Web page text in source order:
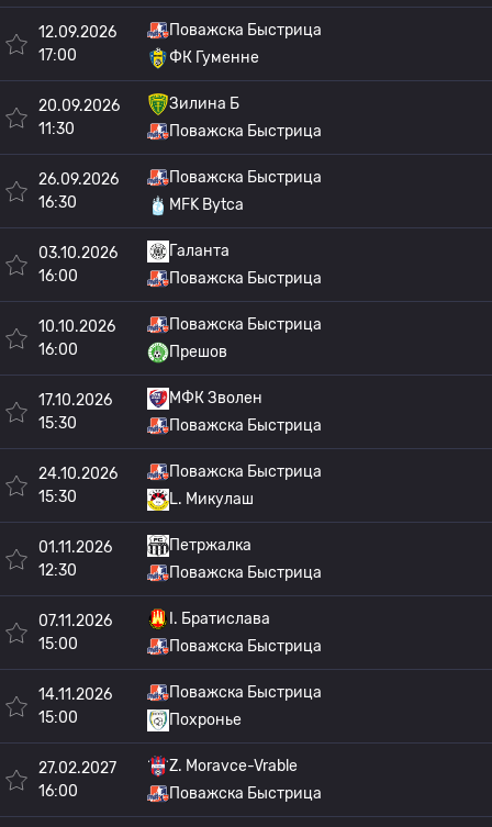
12.09.2026
17:00
Поважска Быстрица
ФК Гуменне
20.09.2026
11:30
Зилина Б
Поважска Быстрица
26.09.2026
16:30
Поважска Быстрица
MFK Bytca
03.10.2026
16:00
Галанта
Поважска Быстрица
10.10.2026
16:00
Поважска Быстрица
Прешов
17.10.2026
15:30
МФК Зволен
Поважска Быстрица
24.10.2026
15:30
Поважска Быстрица
L. Микулаш
01.11.2026
12:30
Петржалка
Поважска Быстрица
07.11.2026
15:00
I. Братислава
Поважска Быстрица
14.11.2026
15:00
Поважска Быстрица
Похронье
27.02.2027
16:00
Z. Moravce-Vrable
Поважска Быстрица